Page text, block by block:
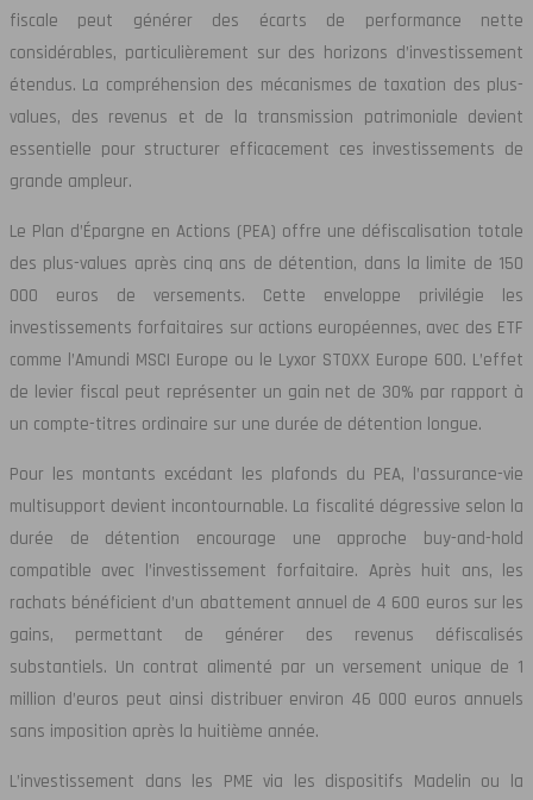
fiscale peut générer des écarts de performance nette
considérables, particulièrement sur des horizons d’investissement
étendus. La compréhension des mécanismes de taxation des plus-
values, des revenus et de la transmission patrimoniale devient
essentielle pour structurer efficacement ces investissements de
grande ampleur.
Le Plan d’Épargne en Actions (PEA) offre une défiscalisation totale
des plus-values après cinq ans de détention, dans la limite de 150
000 euros de versements. Cette enveloppe privilégie les
investissements forfaitaires sur actions européennes, avec des ETF
comme l’Amundi MSCI Europe ou le Lyxor STOXX Europe 600. L’effet
de levier fiscal peut représenter un gain net de 30% par rapport à
un compte-titres ordinaire sur une durée de détention longue.
Pour les montants excédant les plafonds du PEA, l’assurance-vie
multisupport devient incontournable. La fiscalité dégressive selon la
durée de détention encourage une approche buy-and-hold
compatible avec l’investissement forfaitaire. Après huit ans, les
rachats bénéficient d’un abattement annuel de 4 600 euros sur les
gains, permettant de générer des revenus défiscalisés
substantiels. Un contrat alimenté par un versement unique de 1
million d’euros peut ainsi distribuer environ 46 000 euros annuels
sans imposition après la huitième année.
L’investissement dans les PME via les dispositifs Madelin ou la